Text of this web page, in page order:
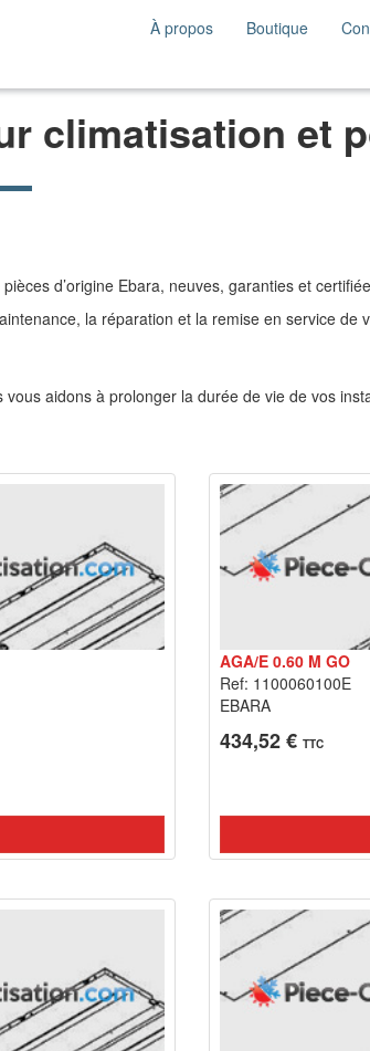
À propos Boutique
climatisation et
d’origine Ebara, neuves, garanties et
la réparation et la remise en service de
aidons à prolonger la durée de vie de vos
AGA/E 0.60 M GO
Ref: 1100060100E
EBARA
434,52 € TTC